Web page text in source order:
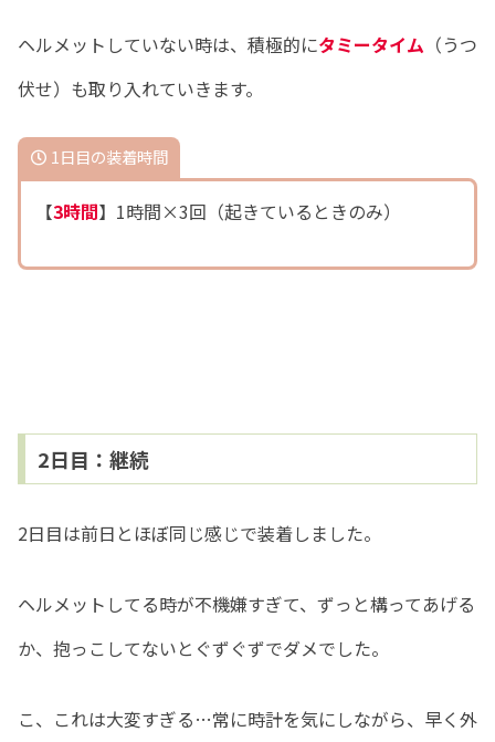
ヘルメットしていない時は、積極的にタミータイム （うつ
伏せ）も取り入れていきます。
1日目の装着時間
【3時間】1時間×3回（起きているときのみ）
2日目：継続
2日目は前日とほぼ同じ感じで装着しました。
ヘルメットしてる時が不機嫌すぎて、ずっと構ってあげる
か、抱っこしてないとぐずぐずでダメでした。
こ、これは大変すぎる…常に時計を気にしながら、早く外